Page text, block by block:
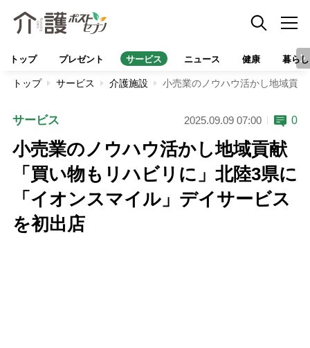
トップ プレゼント サービス ニュース 健康 暮らし
トップ サービス 介護施設 小売業のノウハウ活かし地域貢
サービス 2025.09.09 07:00 0
小売業のノウハウ活かし地域貢献
「買い物もリハビリに」北陸3県に
「イオンスマイル」デイサービス
を初出店